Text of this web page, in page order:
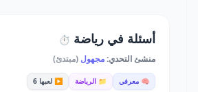
أسئلة في رياضة ⏱️
منشئ التحدي:مجهول (مبتدئ)
🧠 معرفي 📁 الرياضة ▶️ لعبها 6